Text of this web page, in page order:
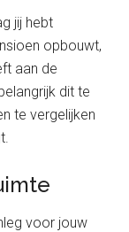
jij hebt
opbouwt,
aan de
dit te
te vergelijken
voor jouw